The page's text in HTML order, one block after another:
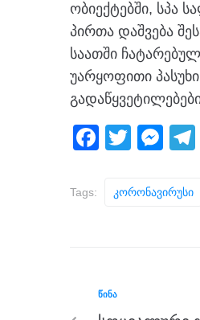
ობიექტებში, სპა
პირთა დაშვება
საათში
უარყოფითი
F
o
T
tt
M
ss
Tags: Კორონავირუსი
ᲬᲘᲜᲐ